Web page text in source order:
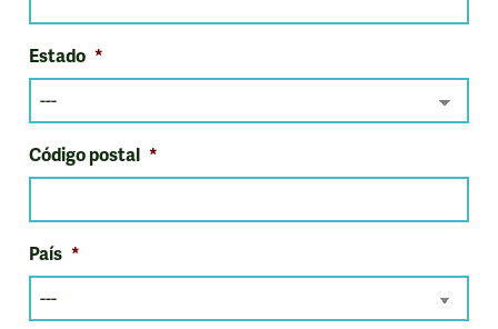
Estado *
Código postal *
País *